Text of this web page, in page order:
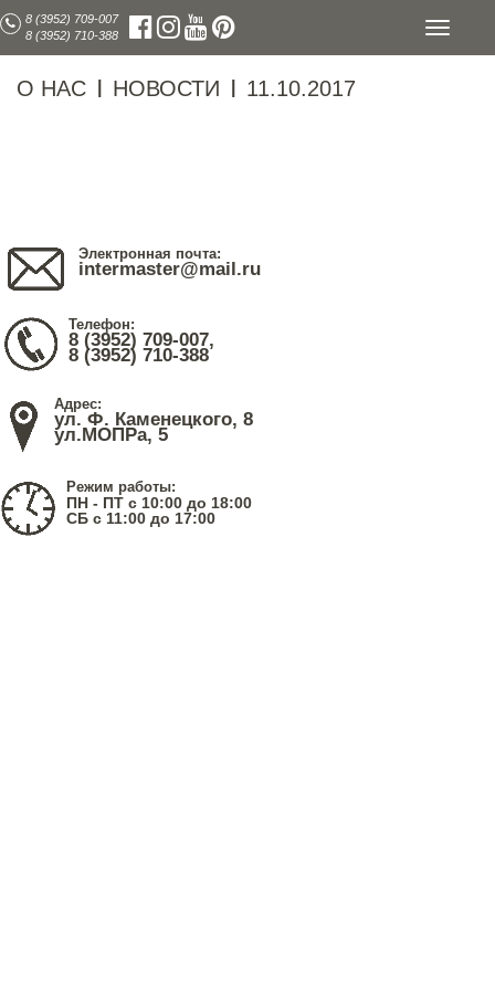
Toggle
8 (3952) 709-007
8 (3952) 710-388
О НАС НОВОСТИ 11.10.2017
Электронная почта:
intermaster@mail.ru
Телефон:
8 (3952) 709-007,
8 (3952) 710-388
Адрес:
ул. Ф. Каменецкого, 8
ул.МОПРа, 5
Режим работы:
ПН - ПТ с 10:00 до 18:00
СБ с 11:00 до 17:00